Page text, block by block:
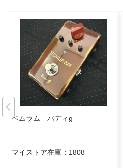
ベムラム バディg
マイストア在庫： 1808